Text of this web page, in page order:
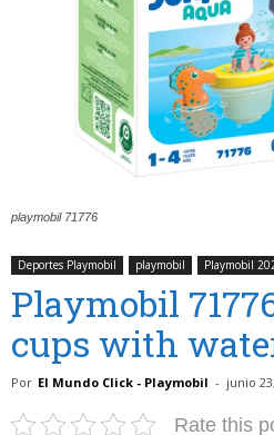
playmobil 71776
Deportes Playmobil playmobil Playmobil
Playmobil
cups with
Por El Mundo Click - Playmobil - junio
Rate this